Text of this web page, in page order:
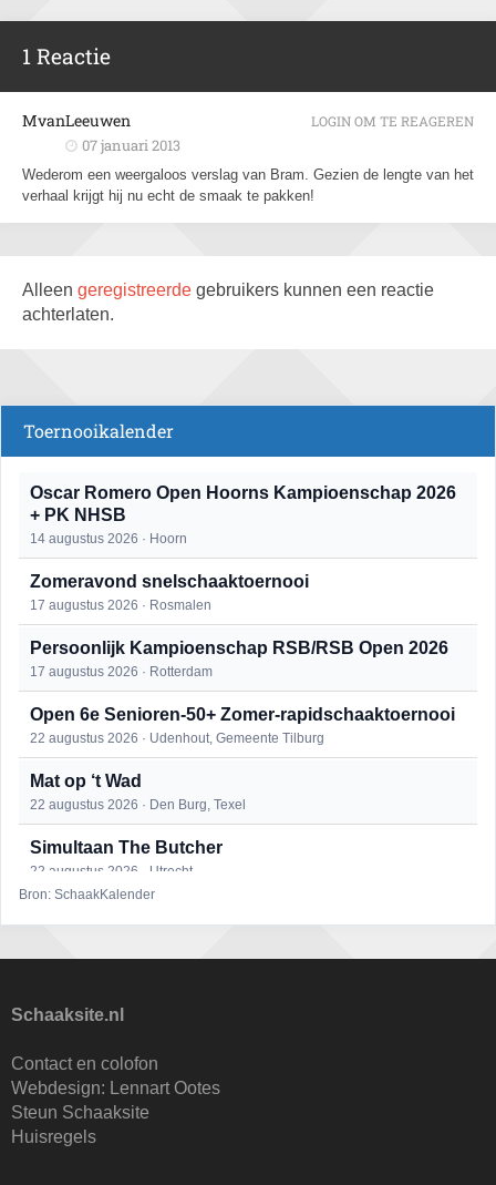
1 Reactie
MvanLeeuwen
07 januari 2013
Wederom een weergaloos verslag van Bram. Gezien de lengte van het
verhaal krijgt hij nu echt de smaak te pakken!
LOGIN OM TE REAGEREN
Alleen geregistreerde gebruikers kunnen een reactie
achterlaten.
Toernooikalender
Oscar Romero Open Hoorns Kampioenschap 2026
+ PK NHSB
14 augustus 2026 · Hoorn
Zomeravond snelschaaktoernooi
17 augustus 2026 · Rosmalen
Persoonlijk Kampioenschap RSB/RSB Open 2026
17 augustus 2026 · Rotterdam
Open 6e Senioren-50+ Zomer-rapidschaaktoernooi
22 augustus 2026 · Udenhout, Gemeente Tilburg
Mat op ‘t Wad
22 augustus 2026 · Den Burg, Texel
Simultaan The Butcher
22 augustus 2026 · Utrecht
25 augustus 2026 · Bunschoten-Spakenburg
27 augustus 2026 · Delft
KC Open
28 augustus 2026 · Haarlem
Bron: SchaakKalender
Schaaksite.nl
Contact en colofon
Webdesign: Lennart Ootes
Steun Schaaksite
Huisregels